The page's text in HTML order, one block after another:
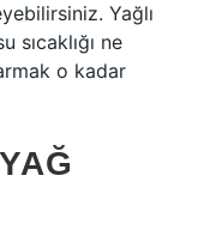
Yağlı
sıcaklığı ne
o kadar